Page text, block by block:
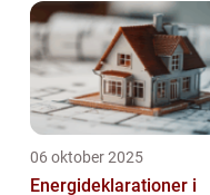
06 oktober 2025
Energideklarationer i